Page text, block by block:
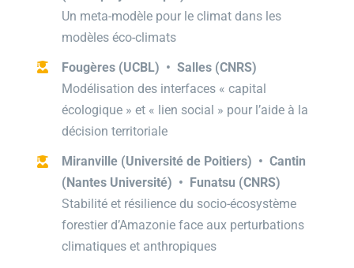
Un meta-modèle pour le climat dans les
modèles éco-climats
Fougères (UCBL) • Salles (CNRS)
Modélisation des interfaces « capital
écologique » et « lien social » pour l’aide à la
décision territoriale
Miranville (Université de Poitiers) • Cantin
(Nantes Université) • Funatsu (CNRS)
Stabilité et résilience du socio-écosystème
forestier d’Amazonie face aux perturbations
climatiques et anthropiques